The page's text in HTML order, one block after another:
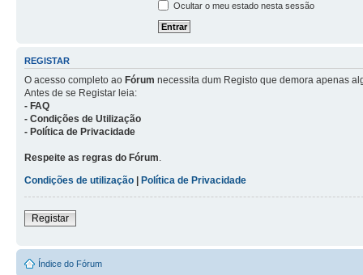
Ocultar o meu estado nesta sessão
REGISTAR
O acesso completo ao Fórum necessita dum Registo que demora apenas
Antes de se Registar leia:
- FAQ
- Condições de Utilização
- Política de Privacidade
Respeite as regras do Fórum
Condições de utilização | Política de Privacidade
Registar
Índice do Fórum